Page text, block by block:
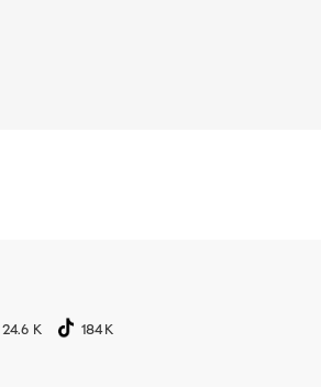
24.6 K 184 K